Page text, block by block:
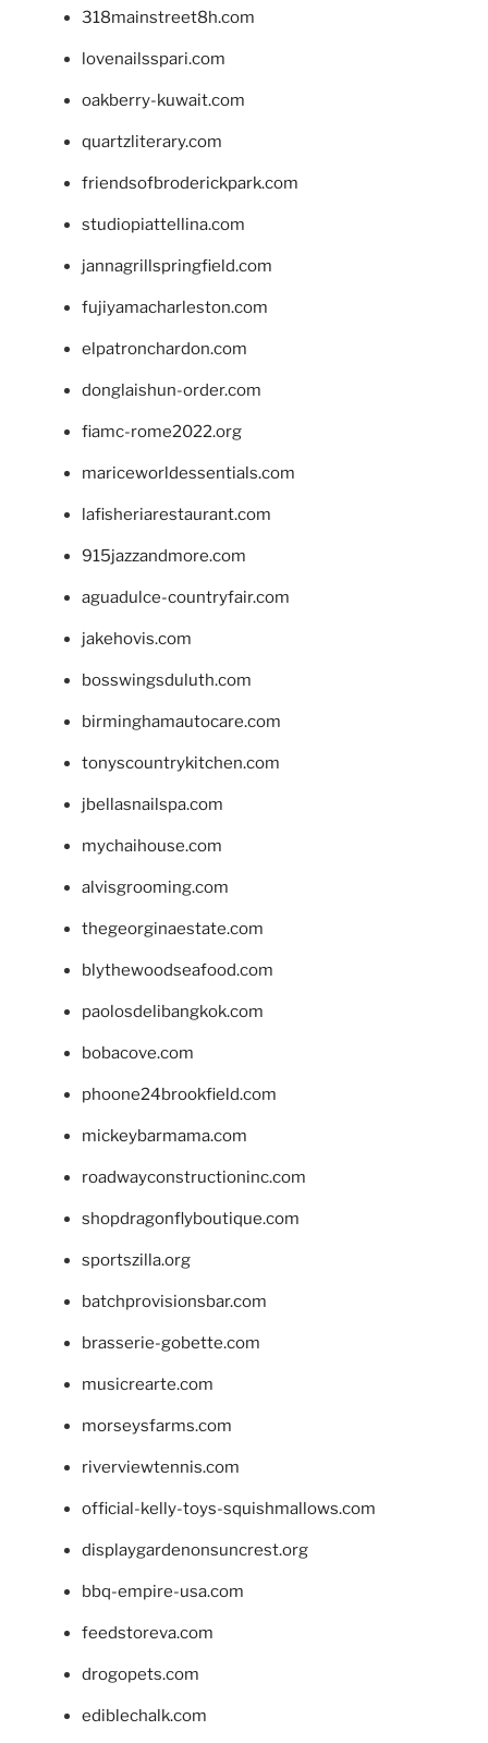
318mainstreet8h.com
lovenailsspari.com
oakberry-kuwait.com
quartzliterary.com
friendsofbroderickpark.com
studiopiattellina.com
jannagrillspringfield.com
fujiyamacharleston.com
elpatronchardon.com
donglaishun-order.com
fiamc-rome2022.org
mariceworldessentials.com
lafisheriarestaurant.com
915jazzandmore.com
aguadulce-countryfair.com
jakehovis.com
bosswingsduluth.com
birminghamautocare.com
tonyscountrykitchen.com
jbellasnailspa.com
mychaihouse.com
alvisgrooming.com
thegeorginaestate.com
blythewoodseafood.com
paolosdelibangkok.com
bobacove.com
phoone24brookfield.com
mickeybarmama.com
roadwayconstructioninc.com
shopdragonflyboutique.com
sportszilla.org
batchprovisionsbar.com
brasserie-gobette.com
musicrearte.com
morseysfarms.com
riverviewtennis.com
official-kelly-toys-squishmallows.com
displaygardenonsuncrest.org
bbq-empire-usa.com
feedstoreva.com
drogopets.com
ediblechalk.com